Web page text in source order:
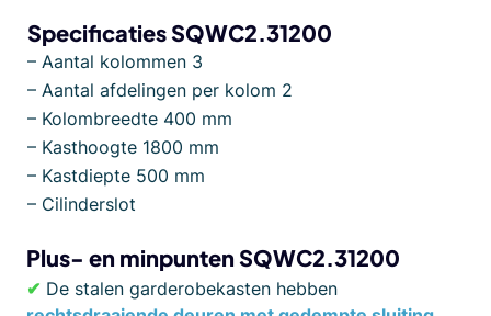
Specificaties SQWC2.31200
– Aantal kolommen 3
– Aantal afdelingen per kolom 2
– Kolombreedte 400 mm
– Kasthoogte 1800 mm
– Kastdiepte 500 mm
– Cilinderslot
Plus- en minpuntenSQWC2.31200
✔ De stalen garderobekasten hebben